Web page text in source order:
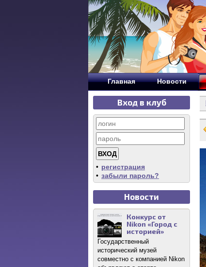
Главная Новости
Вход в клуб
• регистрация
• забыли пароль?
Новости
Конкурс от
Nikon «Город с
историей»
Государственный
исторический музей
совместно с компанией Nikon